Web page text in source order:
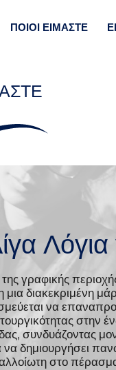
ΠΟΙΟΙ ΕΊΜΑΣΤΕ
Λόγια
γραφικής
μια διακεκριμένη
να
στην
συνδυάζοντας
να δημιουργήσει
στο